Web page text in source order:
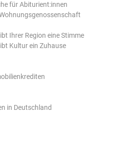
für Abiturient:innen
Ihrer Region eine Stimme
Kultur ein Zuhause
in Deutschland